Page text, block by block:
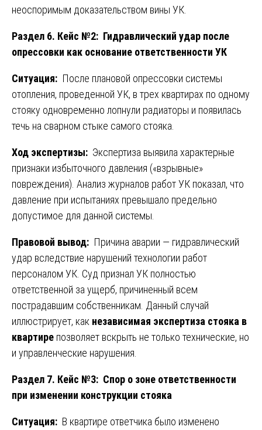
неоспоримым доказательством вины УК.
Раздел 6. Кейс №2: Гидравлический удар после
опрессовки как основание ответственности УК
Ситуация: После плановой опрессовки системы
отопления, проведенной УК, в трех квартирах по одному
стояку одновременно лопнули радиаторы и появилась
течь на сварном стыке самого стояка.
Ход экспертизы: Экспертиза выявила характерные
признаки избыточного давления («взрывные»
повреждения). Анализ журналов работ УК показал, что
давление при испытаниях превышало предельно
допустимое для данной системы.
Правовой вывод: Причина аварии — гидравлический
удар вследствие нарушений технологии работ
персоналом УК. Суд признал УК полностью
ответственной за ущерб, причиненный всем
пострадавшим собственникам. Данный случай
иллюстрирует, как независимая экспертиза стояка в
квартире позволяет вскрыть не только технические, но
и управленческие нарушения.
Раздел 7. Кейс №3: Спор о зоне ответственности
при изменении конструкции стояка
Ситуация: В квартире ответчика было изменено